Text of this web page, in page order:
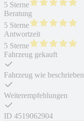
5 Sterne
Beratung
5 Sterne
Antwortzeit
5 Sterne
Fahrzeug gekauft
Fahrzeug wie beschrieben
Weiterempfehlungen
ID 4519062904